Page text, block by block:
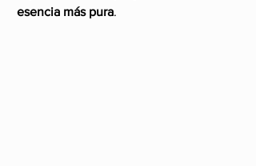
esencia más pura.